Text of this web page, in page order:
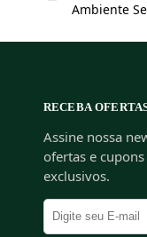
Ambiente
RECEBA
Assine nossa
ofertas e
exclusivos.